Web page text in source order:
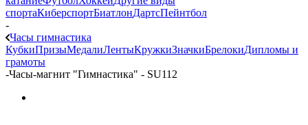
спортаКиберспортБиатлонДартсПейнтбол
-
Часы гимнастика
КубкиПризыМедалиЛентыКружкиЗначкиБрелокиДипломы и
грамоты
-Часы-магнит "Гимнастика" - SU112